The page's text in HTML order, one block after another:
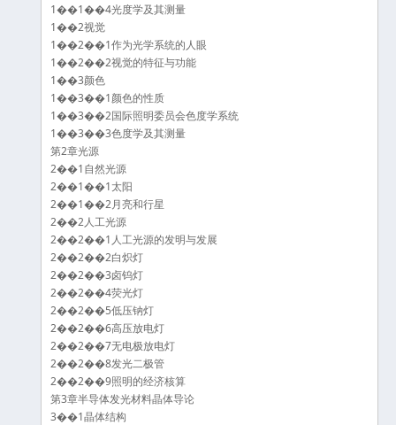
1��1��4光度学及其测量
1��2视觉
1��2��1作为光学系统的人眼
1��2��2视觉的特征与功能
1��3颜色
1��3��1颜色的性质
1��3��2国际照明委员会色度学系统
1��3��3色度学及其测量
第2章光源
2��1自然光源
2��1��1太阳
2��1��2月亮和行星
2��2人工光源
2��2��1人工光源的发明与发展
2��2��2白炽灯
2��2��3卤钨灯
2��2��4荧光灯
2��2��5低压钠灯
2��2��6高压放电灯
2��2��7无电极放电灯
2��2��8发光二极管
2��2��9照明的经济核算
第3章半导体发光材料晶体导论
3��1晶体结构